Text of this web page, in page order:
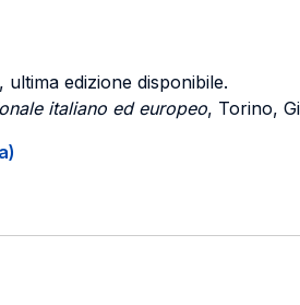
edizione disponibile.
italiano ed europeo, Torino,